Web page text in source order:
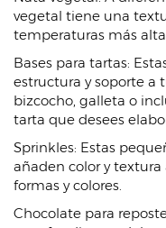
vegetal tiene una
temperaturas más
Bases para tartas:
estructura y soporte a
bizcocho, galleta o
tarta que desees
Sprinkles: Estas
añaden color y textura
formas y colores.
Chocolate para